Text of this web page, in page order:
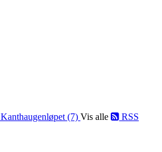
Kanthaugenløpet (7) Vis alle RSS